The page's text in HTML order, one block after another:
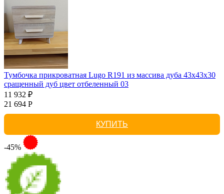
Тумбочка прикроватная Lugo R191 из массива дуба 43х43х30
сращенный дуб цвет отбеленный 03
11 932 ₽
21 694 Р
КУПИТЬ
-45%